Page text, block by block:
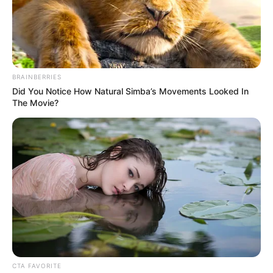
Canal RCN
Hombre murió en el Festival de la Morcilla
Por:Johan Sebastián Gómez Rojas
Agosto 15, 2022
BRAINBERRIES
Did You Notice How Natural Simba’s Movements Looked In
The Movie?
CTA FAVORITE